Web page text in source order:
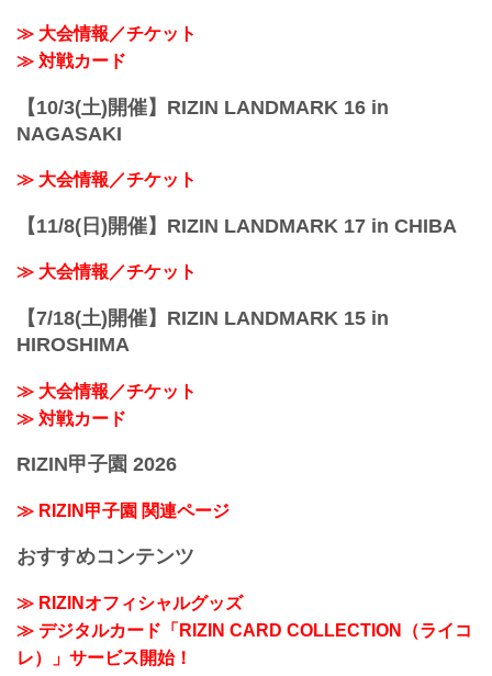
≫ 大会情報／チケット
≫ 対戦カード
【10/3(土)開催】RIZIN LANDMARK 16 in
NAGASAKI
≫ 大会情報／チケット
【11/8(日)開催】RIZIN LANDMARK 17 in CHIBA
≫ 大会情報／チケット
【7/18(土)開催】RIZIN LANDMARK 15 in
HIROSHIMA
≫ 大会情報／チケット
≫ 対戦カード
RIZIN甲子園 2026
≫ RIZIN甲子園 関連ページ
おすすめコンテンツ
≫ RIZINオフィシャルグッズ
≫ デジタルカード「RIZIN CARD COLLECTION（ライコ
レ）」サービス開始！